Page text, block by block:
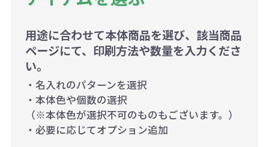
用途に合わせて本体商品を選び、該当商品
ページにて、印刷方法や数量を入力くださ
い。
・名入れのパターンを選択
・本体色や個数の選択
（※本体色が選択不可のものもございます。）
・必要に応じてオプション追加